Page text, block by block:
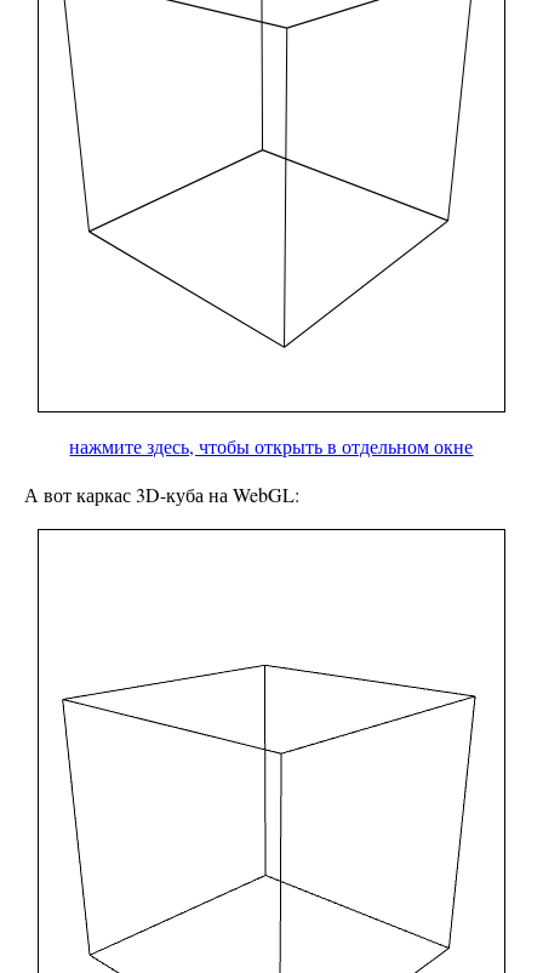
нажмите здесь, чтобы открыть в отдельном окне
А вот каркас 3D-куба на WebGL: